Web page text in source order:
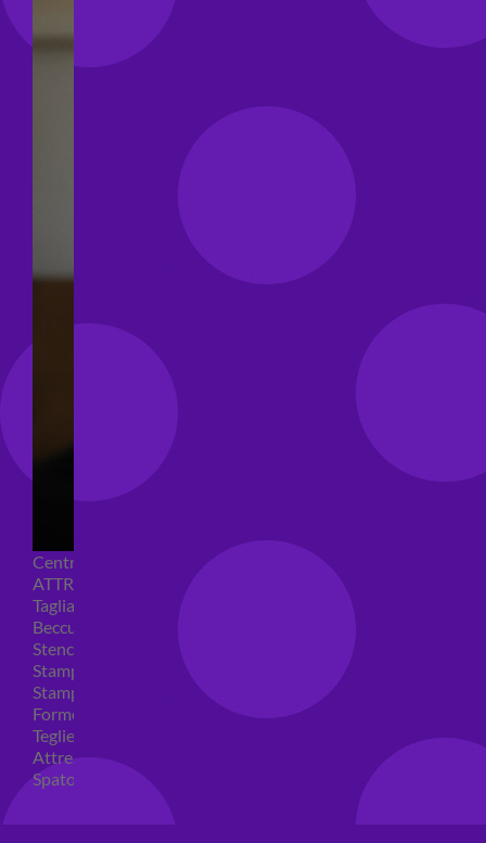
Centrini e Sacchetti Alimentari
ATTREZZI PER DOLCI
Tagliapasta
Beccucci e Sac à poche
Stencil per torte
Stampi ad espulsione
Stampi in silicone
Forme per cioccolato
Teglie per torte
Attrezzi cake design
Spatole ed accessori per decorare